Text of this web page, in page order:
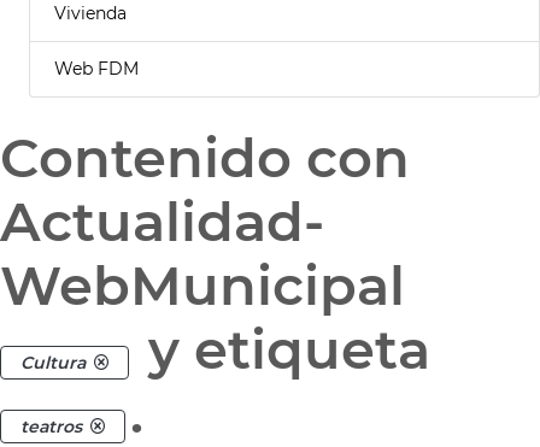
Vivienda
Web FDM
Contenido con
Actualidad-
WebMunicipal
Cultura y etiqueta
teatros .